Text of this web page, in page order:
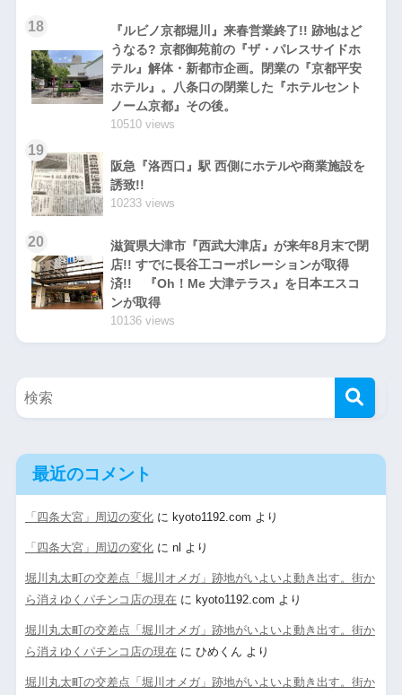
18
『ルビノ京都堀川』来春営業終了!! 跡地はど
うなる? 京都御苑前の『ザ・パレスサイドホ
テル』解体・新都市企画。閉業の『京都平安
ホテル』。八条口の閉業した『ホテルセント
ノーム京都』その後。
10510 views
19
阪急『洛西口』駅 西側にホテルや商業施設を
誘致!!
10233 views
20
滋賀県大津市『西武大津店』が来年8月末で閉
店!! すでに長谷工コーポレーションが取得
済!! 『Oh！Me 大津テラス』を日本エスコ
ンが取得
10136 views
最近のコメント
「四条大宮」周辺の変化に kyoto1192.com より
「四条大宮」周辺の変化に nl より
堀川丸太町の交差点「堀川オメガ」跡地がいよいよ動き出す。街か
ら消えゆくパチンコ店の現在 に kyoto1192.com より
堀川丸太町の交差点「堀川オメガ」跡地がいよいよ動き出す。街か
ら消えゆくパチンコ店の現在 に ひめくん より
堀川丸太町の交差点「堀川オメガ」跡地がいよいよ動き出す。街か